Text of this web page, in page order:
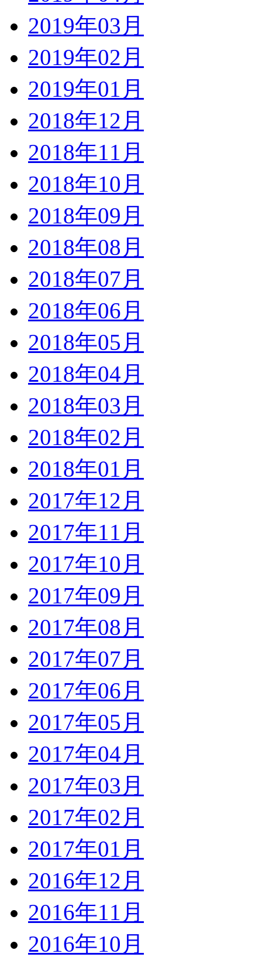
2019年03月
2019年02月
2019年01月
2018年12月
2018年11月
2018年10月
2018年09月
2018年08月
2018年07月
2018年06月
2018年05月
2018年04月
2018年03月
2018年02月
2018年01月
2017年12月
2017年11月
2017年10月
2017年09月
2017年08月
2017年07月
2017年06月
2017年05月
2017年04月
2017年03月
2017年02月
2017年01月
2016年12月
2016年11月
2016年10月